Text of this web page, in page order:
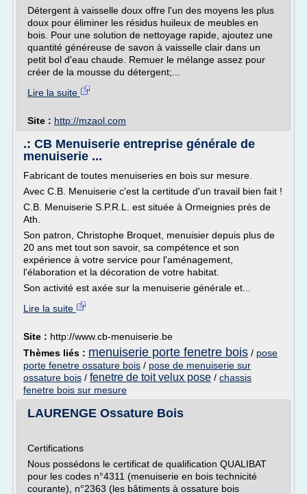
Détergent à vaisselle doux offre l'un des moyens les plus
doux pour éliminer les résidus huileux de meubles en
bois. Pour une solution de nettoyage rapide, ajoutez une
quantité généreuse de savon à vaisselle clair dans un
petit bol d'eau chaude. Remuer le mélange assez pour
créer de la mousse du détergent;...
Lire la suite
Site : http://mzaol.com
.: CB Menuiserie entreprise générale de
menuiserie ...
Fabricant de toutes menuiseries en bois sur mesure.
Avec C.B. Menuiserie c'est la certitude d'un travail bien fait !
C.B. Menuiserie S.P.R.L. est située à Ormeignies près de
Ath.
Son patron, Christophe Broquet, menuisier depuis plus de
20 ans met tout son savoir, sa compétence et son
expérience à votre service pour l'aménagement,
l'élaboration et la décoration de votre habitat.
Son activité est axée sur la menuiserie générale et...
Lire la suite
Site : http://www.cb-menuiserie.be
Thèmes liés : menuiserie porte fenetre bois / pose
porte fenetre ossature bois / pose de menuiserie sur
ossature bois / fenetre de toit velux pose / chassis
fenetre bois sur mesure
LAURENGE Ossature Bois
Certifications
Nous possédons le certificat de qualification QUALIBAT
pour les codes n°4311 (menuiserie en bois technicité
courante), n°2363 (les bâtiments à ossature bois